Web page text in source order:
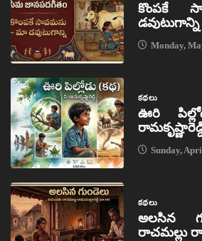
కొంపకే
Monday,
కథలు
ఊరి
Sunday,
కథలు
అలసిన
రాచమల్లు